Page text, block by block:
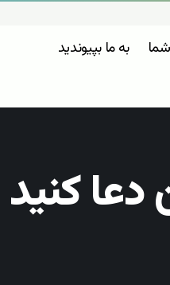
به ما بپیوندید
کنید